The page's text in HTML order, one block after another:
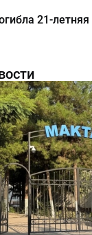
21-летняя